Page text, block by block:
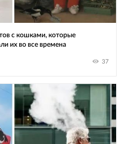
с кошками, которые
их во все времена
37